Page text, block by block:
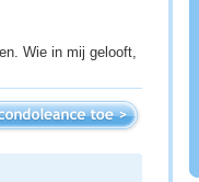
Wie in mij gelooft,